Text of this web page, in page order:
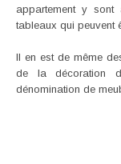
appartement y
tableaux qui peuvent
Il en est de même
de la décoration
dénomination de